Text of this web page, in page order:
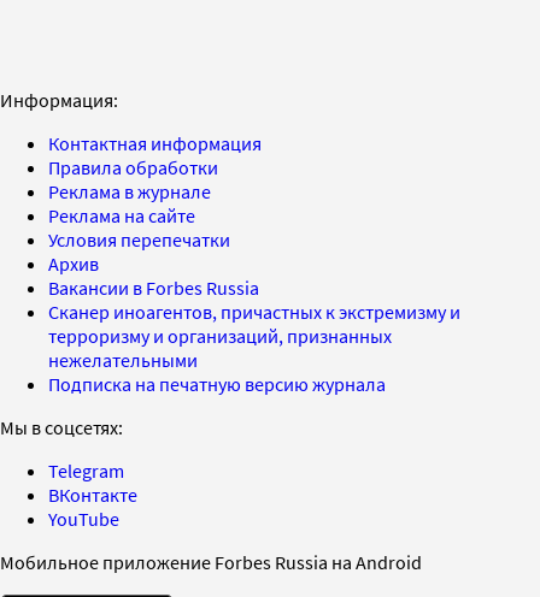
Информация:
Контактная информация
Правила обработки
Реклама в журнале
Реклама на сайте
Условия перепечатки
Архив
Вакансии в Forbes Russia
Сканер иноагентов, причастных к экстремизму и
терроризму и организаций, признанных
нежелательными
Подписка на печатную версию журнала
Мы в соцсетях:
Telegram
ВКонтакте
YouTube
Мобильное приложение Forbes Russia на Android